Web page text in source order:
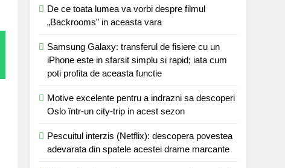
De ce toata lumea va vorbi despre filmul
„Backrooms” in aceasta vara
Samsung Galaxy: transferul de fisiere cu un
iPhone este in sfarsit simplu si rapid; iata cum
poti profita de aceasta functie
Motive excelente pentru a indrazni sa descoperi
Oslo într-un city-trip in acest sezon
Pescuitul interzis (Netflix): descopera povestea
adevarata din spatele acestei drame marcante